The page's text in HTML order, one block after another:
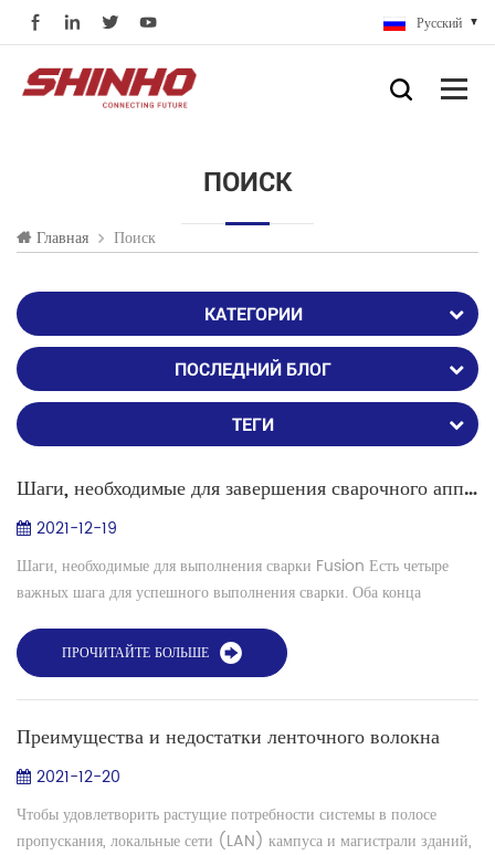
Русский
ПОИСК
Главная Поиск
КАТЕГОРИИ
ПОСЛЕДНИЙ БЛОГ
ТЕГИ
Шаги, необходимые для завершения сварочного аппарата
2021-12-19
Шаги, необходимые для выполнения сварки Fusion Есть четыре
важных шага для успешного выполнения сварки. Оба конца
следующем порядке. Неудача на одн...
ПРОЧИТАЙТЕ БОЛЬШЕ
Преимущества и недостатки ленточного волокна
2021-12-20
Чтобы удовлетворить растущие потребности системы в полосе
пропускания, локальные сети (LAN) кампуса и магистрали зданий,